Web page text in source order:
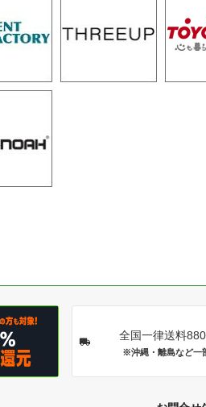
全国一律送料
※沖縄・離島など